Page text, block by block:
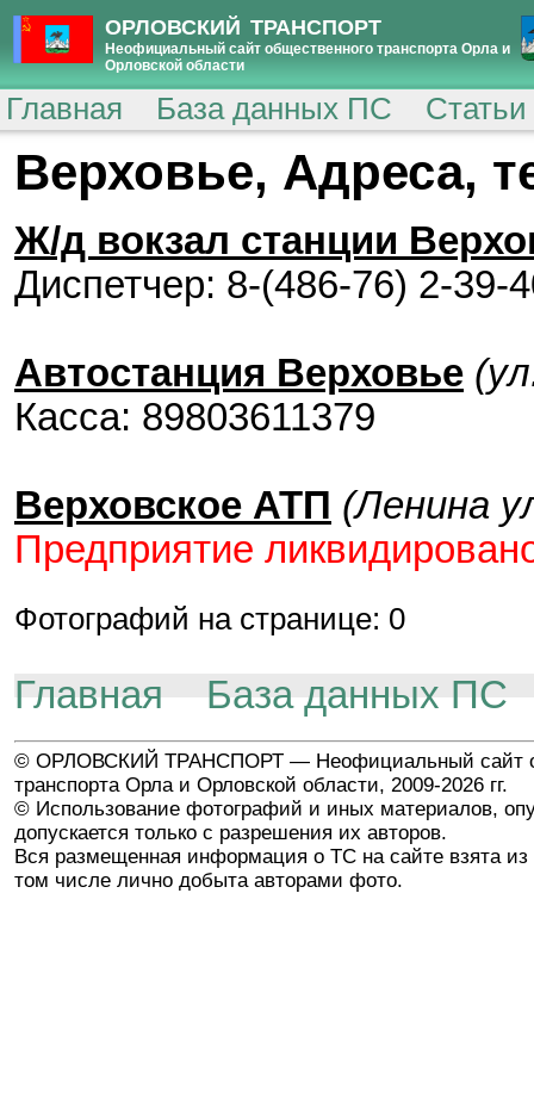
ОРЛОВСКИЙ ТРАНСПОРТ
Неофициальный сайт общественного транспорта Орла и
Орловской области
Главная База данных ПС
Верховье, Адреса,
Ж/д вокзал станции
Диспетчер: 8-(486-76) 2-39-
Автостанция Верховье
Касса: 89803611379
Верховское АТП (Ленина
Предприятие
Фотографий на странице: 0
Главная База данных ПС
© ОРЛОВСКИЙ ТРАНСПОРТ — Неофициальный сайт
транспорта Орла и Орловской области, 2009-2026 гг.
© Использование фотографий и иных материалов,
допускается только с разрешения их авторов.
Вся размещенная информация о ТС на сайте взята из
том числе лично добыта авторами фото.